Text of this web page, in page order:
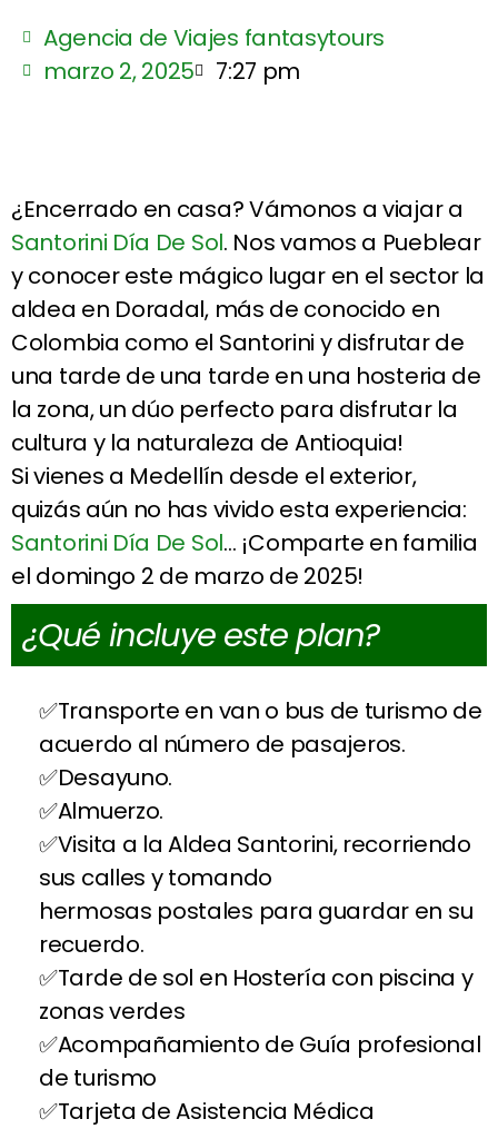
Agencia de Viajes fantasytours
marzo 2, 2025
7:27 pm
¿Encerrado en casa? Vámonos a viajar a
Santorini Día De Sol. Nos vamos a Pueblear
y conocer este mágico lugar en el sector la
aldea en Doradal, más de conocido en
Colombia como el Santorini y disfrutar de
una tarde de una tarde en una hosteria de
la zona, un dúo perfecto para disfrutar la
cultura y la naturaleza de Antioquia!
Si vienes a Medellín desde el exterior,
quizás aún no has vivido esta experiencia:
Santorini Día De Sol… ¡Comparte en familia
el domingo 2 de marzo de 2025!
¿Qué incluye este plan?
Transporte en van o bus de turismo de
acuerdo al número de pasajeros.
Desayuno.
Almuerzo.
Visita a la Aldea Santorini, recorriendo
sus calles y tomando
hermosas postales para guardar en su
recuerdo.
Tarde de sol en Hostería con piscina y
zonas verdes
Acompañamiento de Guía profesional
de turismo
Tarjeta de Asistencia Médica